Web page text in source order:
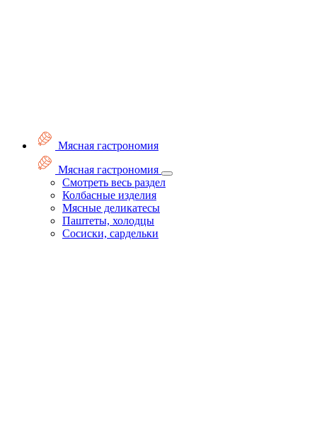
Мясная гастрономия
Мясная гастрономия
Смотреть весь раздел
Колбасные изделия
Мясные деликатесы
Паштеты, холодцы
Сосиски, сардельки